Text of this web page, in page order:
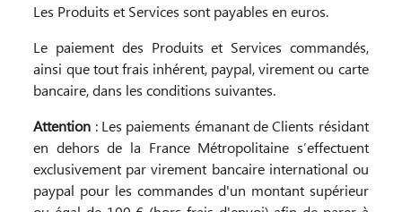
Les Produits et Services sont payables en euros.
Le paiement des Produits et Services commandés,
ainsi que tout frais inhérent, paypal, virement ou carte
bancaire, dans les conditions suivantes.
Attention : Les paiements émanant de Clients résidant
en dehors de la France Métropolitaine s’effectuent
exclusivement par virement bancaire international ou
paypal pour les commandes d'un montant supérieur